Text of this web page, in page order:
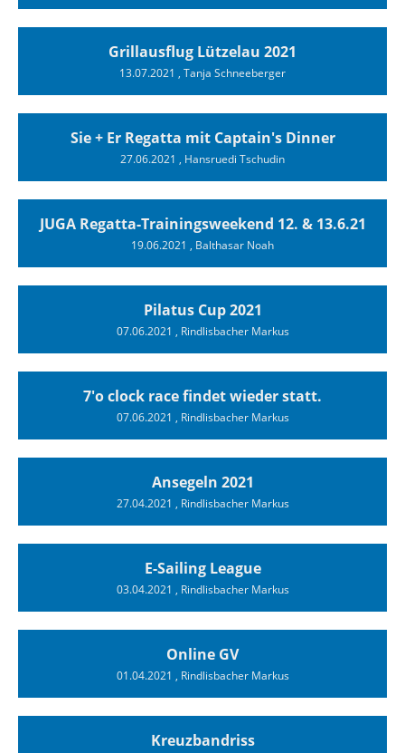
Grillausflug Lützelau 2021
13.07.2021 , Tanja Schneeberger
Sie + Er Regatta mit Captain's Dinner
27.06.2021 , Hansruedi Tschudin
JUGA Regatta-Trainingsweekend 12. & 13.6.21
19.06.2021 , Balthasar Noah
Pilatus Cup 2021
07.06.2021 , Rindlisbacher Markus
7'o clock race findet wieder statt.
07.06.2021 , Rindlisbacher Markus
Ansegeln 2021
27.04.2021 , Rindlisbacher Markus
E-Sailing League
03.04.2021 , Rindlisbacher Markus
Online GV
01.04.2021 , Rindlisbacher Markus
Kreuzbandriss